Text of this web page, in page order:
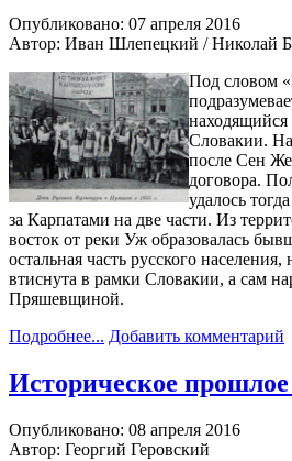
Опубликовано: 07 апреля 2016
Автор: Иван Шлепецкий / Николай
Под словом
Словакии.
после Сен
договора.
удалось
за Карпатами на две части. Из
восток от реки Уж образовалась
остальная часть русского
втиснута в рамки Словакии, а сам
Пряшевщиной.
Подробнее... Добавить комментарий
Историческое
Опубликовано: 08 апреля 2016
Автор: Георгий Геровский